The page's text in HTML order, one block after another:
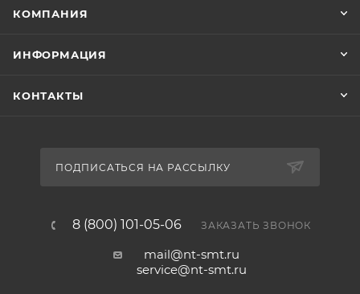
КОМПАНИЯ
ИНФОРМАЦИЯ
КОНТАКТЫ
ПОДПИСАТЬСЯ НА РАССЫЛКУ
8 (800) 101-05-06 ЗАКАЗАТЬ ЗВОНОК
mail@nt-smt.ru
service@nt-smt.ru